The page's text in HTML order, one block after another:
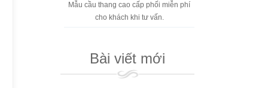
Mẫu cầu thang cao cấp phối miễn phí
cho khách khi tư vấn.
Bài viết mới